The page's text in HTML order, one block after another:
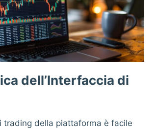
dell’Interfaccia di
trading della piattaforma è facile